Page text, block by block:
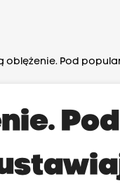
oblężenie. Pod
Pod